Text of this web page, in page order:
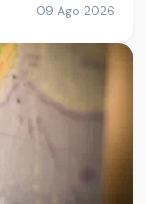
09 Ago 2026